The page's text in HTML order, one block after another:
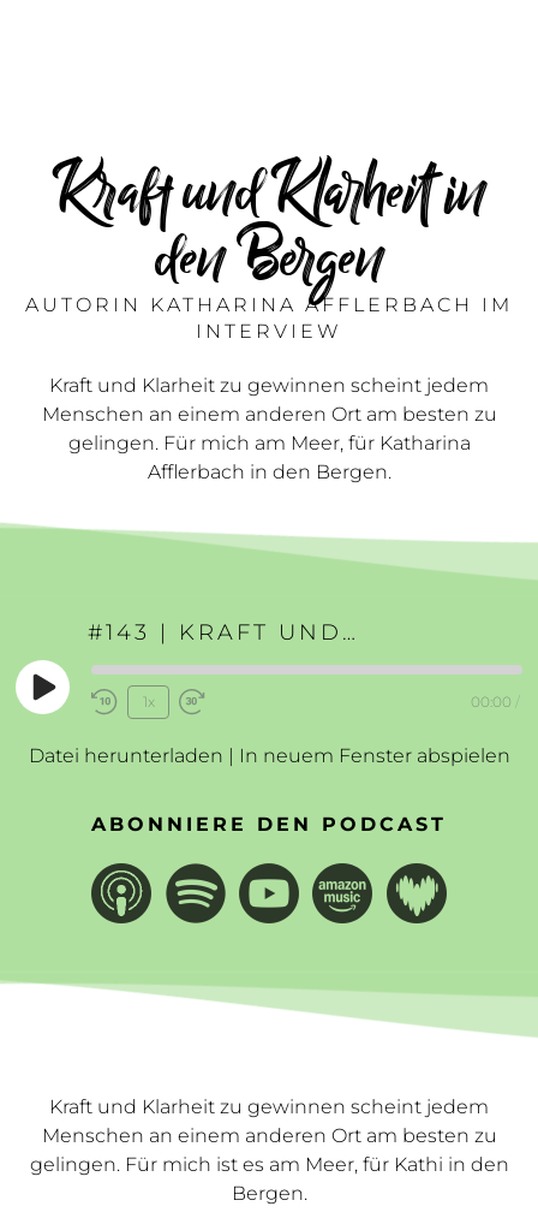
Kraft und Klarheit in
den Bergen
AUTORIN KATHARINA AFFLERBACH IM
INTERVIEW
Kraft und Klarheit zu gewinnen scheint jedem
Menschen an einem anderen Ort am besten zu
gelingen. Für mich am Meer, für Katharina
Afflerbach in den Bergen.
#143 | KRAFT UND KLARHEIT IN DEN BERGEN
Play
EpisodeRewind
Seconds
1x
30
00:00 /
Datei herunterladen | In neuem Fenster abspielen
ABONNIERE DEN PODCAST
Kraft und Klarheit zu gewinnen scheint jedem
Menschen an einem anderen Ort am besten zu
gelingen. Für mich ist es am Meer, für Kathi in den
Bergen.